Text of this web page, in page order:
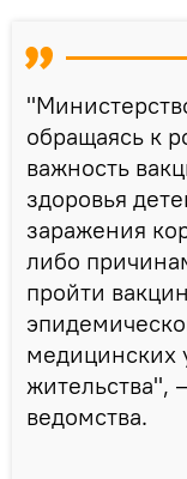
обращаясь к
важность
здоровья
заражения
либо
пройти
медицинских
жительства",
ведомства.